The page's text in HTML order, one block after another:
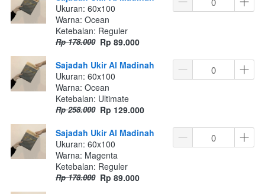
Ukuran: 60x100
Warna: Ocean
Ketebalan: Reguler
Rp 178.000 Rp 89.000
Sajadah Ukir Al Madinah
Ukuran: 60x100
Warna: Ocean
Ketebalan: Ultimate
Rp 258.000 Rp 129.000
Sajadah Ukir Al Madinah
Ukuran: 60x100
Warna: Magenta
Ketebalan: Reguler
Rp 178.000 Rp 89.000